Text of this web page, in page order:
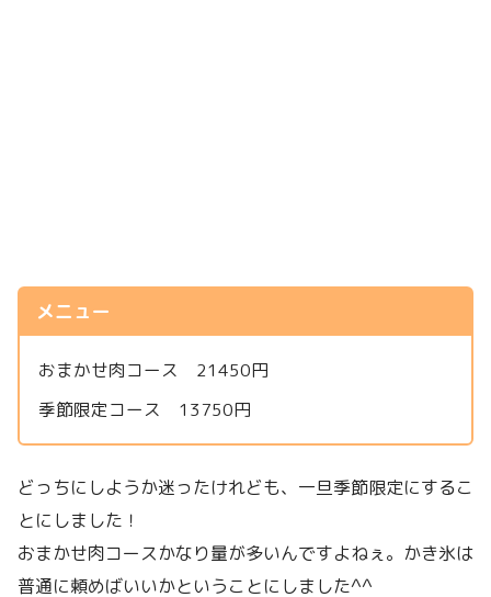
メニュー
おまかせ肉コース 21450円
季節限定コース 13750円
どっちにしようか迷ったけれども、一旦季節限定にするこ
とにしました！
おまかせ肉コースかなり量が多いんですよねぇ。かき氷は
普通に頼めばいいかということにしました^^